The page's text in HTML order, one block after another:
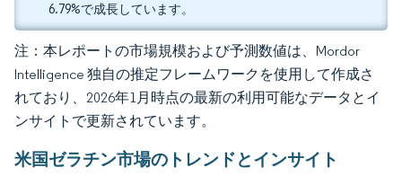
6.79%で成長しています。
注：本レポートの市場規模および予測数値は、Mordor
Intelligence 独自の推定フレームワークを使用して作成さ
れており、2026年1月時点の最新の利用可能なデータとイ
ンサイトで更新されています。
米国ゼラチン市場のトレンドとインサイト